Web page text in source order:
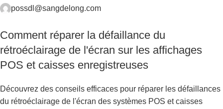
possdl@sangdelong.com
Comment réparer la défaillance du
rétroéclairage de l'écran sur les affichages
POS et caisses enregistreuses
Découvrez des conseils efficaces pour réparer les défaillances
du rétroéclairage de l'écran des systèmes POS et caisses